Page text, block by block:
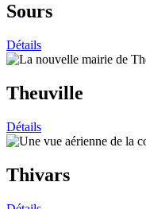
Sours
Détails
Theuville
Détails
Thivars